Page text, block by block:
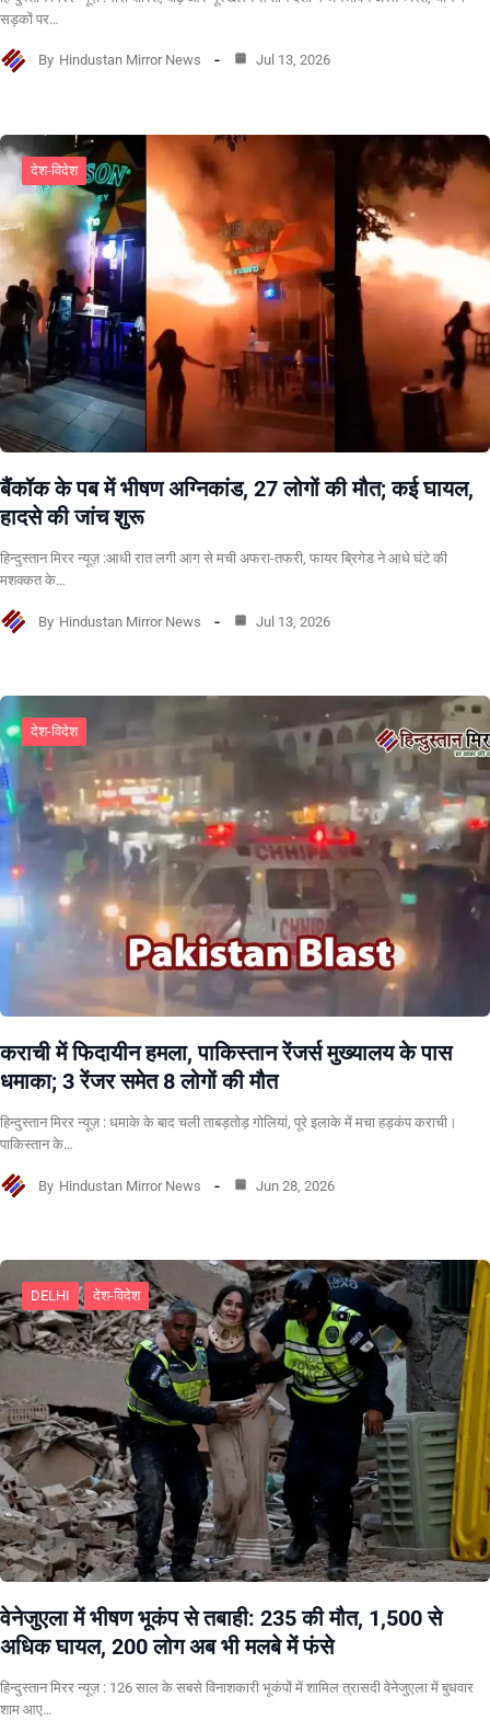
सड़कों पर…
By Hindustan Mirror News Jul 13, 2026
देश-विदेश
बैंकॉक के पब में भीषण अग्निकांड, 27 लोगों की मौत; कई घायल,
हादसे की जांच शुरू
हिन्दुस्तान मिरर न्यूज़ :आधी रात लगी आग से मची अफरा-तफरी, फायर ब्रिगेड ने आधे घंटे की
मशक्कत के…
By Hindustan Mirror News Jul 13, 2026
देश-विदेश
कराची में फिदायीन हमला, पाकिस्तान रेंजर्स मुख्यालय के पास
धमाका; 3 रेंजर समेत 8 लोगों की मौत
हिन्दुस्तान मिरर न्यूज़ : धमाके के बाद चली ताबड़तोड़ गोलियां, पूरे इलाके में मचा हड़कंप कराची।
पाकिस्तान के…
By Hindustan Mirror News Jun 28, 2026
DELHI देश-विदेश
वेनेजुएला में भीषण भूकंप से तबाही: 235 की मौत, 1,500 से
अधिक घायल, 200 लोग अब भी मलबे में फंसे
हिन्दुस्तान मिरर न्यूज़ : 126 साल के सबसे विनाशकारी भूकंपों में शामिल त्रासदी वेनेजुएला में बुधवार
शाम आए…